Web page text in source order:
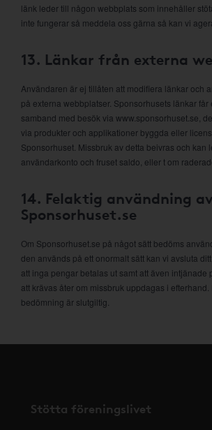
länk leder till någon webbplats som innehåller
inte fungerar så meddela oss gärna så kan vi
13. Länkar från externa
Användaren är ej tillåten att modifiera länkar och
på externa webbplatser. Sponsorhusets länkar får
samband med besök via www.sponsorhuset.se,
via produkter och applikationer byggda eller
Sponsorhuset. Missbruk av detta beivras och kan
användarkonto och fruset saldo, eller t om
14. Felaktig användning av
Sponsorhuset.se
Om Sponsorhuset.se på något sätt bedöms
den används på ett onormalt sätt kan vi avsluta
att inga pengar betalas ut samt att även intjänade
att krävas åter om missbruk uppdagas i
bedömning är slutgiltig.
Stötta föreningslivet